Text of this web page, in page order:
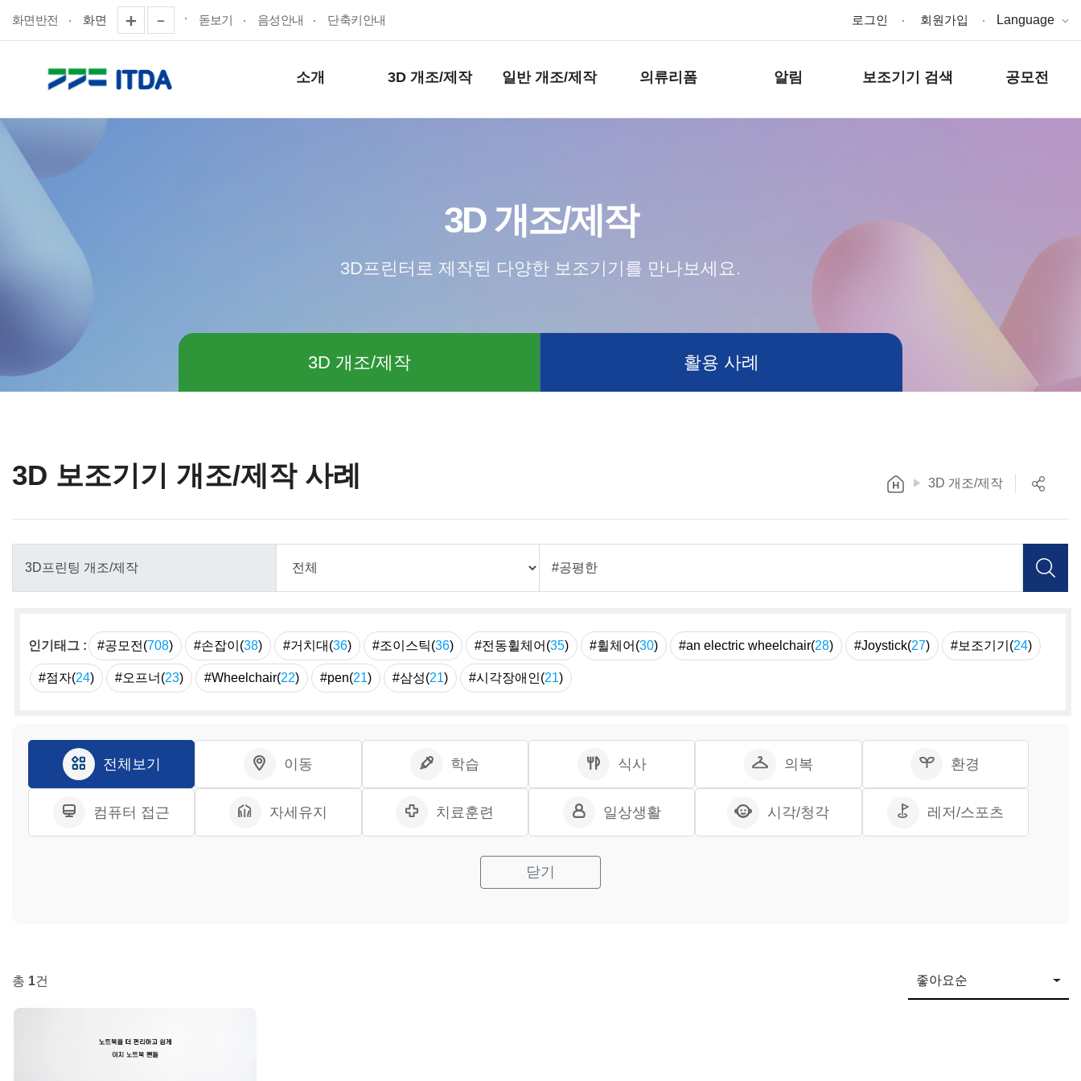
화면반전 화면 돋보기 음성안내 단축키안내 로그인 회원가입 Language
소개 3D 개조/제작 일반 개조/제작 의류리폼 알림 보조기기 검색 공모전
3D 개조/제작
3D프린터로 제작된 다양한 보조기기를 만나보세요.
3D 개조/제작 활용 사례
3D 보조기기 개조/제작 사례 3D 개조/제작
인기태그 : #공모전(708) #손잡이(38) #거치대(36) #조이스틱(36) #전동휠체어(35) #휠체어(30) #an electric wheelchair(28) #Joystick(27) #보조기기(24)
#점자(24) #오프너(23) #Wheelchair(22) #pen(21) #삼성(21) #시각장애인(21)
전체보기 이동 학습 식사 의복 환경
컴퓨터 접근 자세유지 치료훈련 일상생활 시각/청각 레저/스포츠
닫기
총 1건 좋아요순